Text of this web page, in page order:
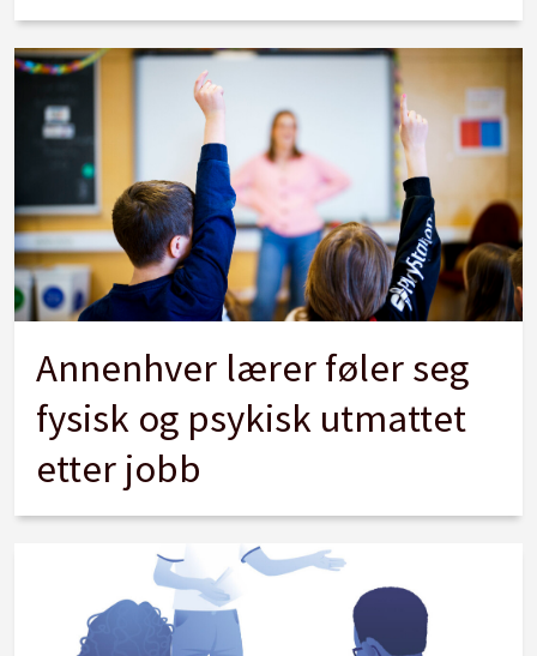
Annenhver lærer føler seg
fysisk og psykisk utmattet
etter jobb